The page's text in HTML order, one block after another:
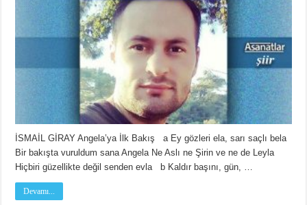
İSMAİL GİRAY Angela’ya İlk Bakış a Ey gözleri ela, sarı saçlı bela
Bir bakışta vuruldum sana Angela Ne Aslı ne Şirin ve ne de Leyla
Hiçbiri güzellikte değil senden evla b Kaldır başını, gün, …
Devamı...